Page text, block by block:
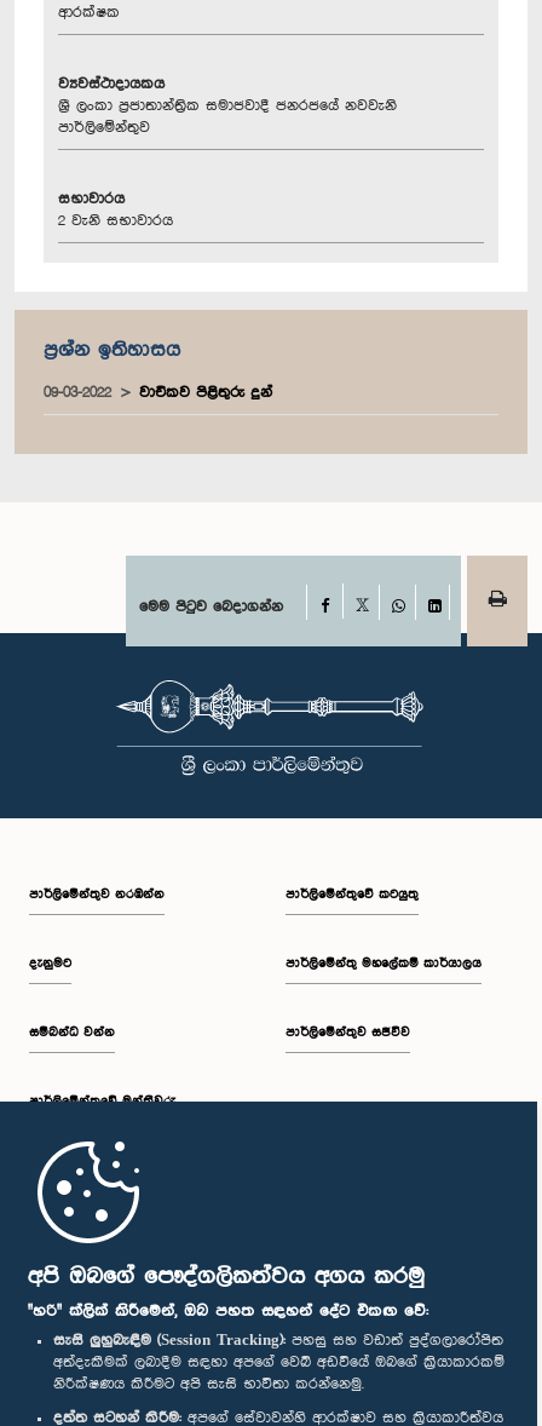
අපි ඔබගේ පෞද්ගලිකත්වය අගය කරමු
"හරි" ක්ලික් කිරීමෙන්, ඔබ පහත සඳහන් දේට එකඟ වේ:
සැසි ලුහුබැඳීම (Session Tracking): පහසු සහ වඩාත් පුද්ගලාරෝපිත
අත්දැකීමක් ලබාදීම සඳහා අපගේ වෙබ් අඩවියේ ඔබගේ ක්‍රියාකාරකම්
නිරීක්ෂණය කිරීමට අපි සැසි භාවිතා කරන්නෙමු.
දත්ත සටහන් කිරීම: අපගේ සේවාවන්හි ආරක්ෂාව සහ ක්‍රියාකාරීත්වය
ආරක්ෂක
ව්‍යවස්ථාදායකය
ශ්‍රී ලංකා ප්‍රජාතාන්ත්‍රික සමාජවාදී ජනරජයේ නවවැනි
පාර්ලිමේන්තුව
සභාවාරය
2 වැනි සභාවාරය
ප්‍රශ්න ඉතිහාසය
09-03-2022 වාචිකව පිළිතුරු දුන්
මෙම පිටුව බෙදාගන්න Facebook
WhatsAppLinkedIn
පාර්ලි‌මේන්තුව නරඹන්න
දැනුමට
සම්බන්ධ වන්න
පාර්ලි‌මේන්තුවේ මන්ත්‍රීවරු
මුල් පිටුව
පාර්ලිමේන්තුවේ කටයුතු
පාර්ලිමේන්තු මහලේකම් කාර්යාලය
පාර්ලිමේන්තුව සජීවීව
පාර්ලිමේන්තු ජංගම යෙදුම
අප හා සම්බන්ධ වී සිටින්න :